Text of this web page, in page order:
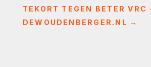
TEKORT TEGEN BETER VRC
DEWOUDENBERGER.NL →